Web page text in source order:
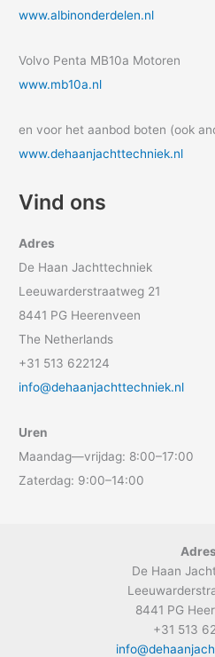
www.albinonderdelen.nl
Volvo Penta MB10a Motoren
www.mb10a.nl
en voor het aanbod boten (ook
www.dehaanjachttechniek.nl
Vind ons
Adres
De Haan Jachttechniek
Leeuwarderstraatweg 21
8441 PG Heerenveen
The Netherlands
+31 513 622124
info@dehaanjachttechniek.nl
Uren
Maandag—vrijdag: 8:00–17:00
Zaterdag: 9:00–14:00
Adres
De Haan
8441 PG
+31 513